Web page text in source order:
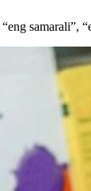
samarali”,